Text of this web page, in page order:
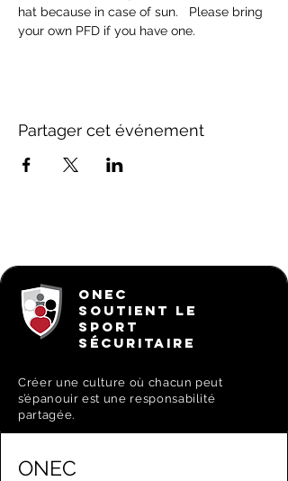
hat because in case of sun.   Please bring
your own PFD if you have one.
Partager cet événement
ONEC
SOUTIENT LE
SPORT
SÉCURITAIRE
Créer une culture où chacun peut
s’épanouir est une responsabilité
partagée.
ONEC